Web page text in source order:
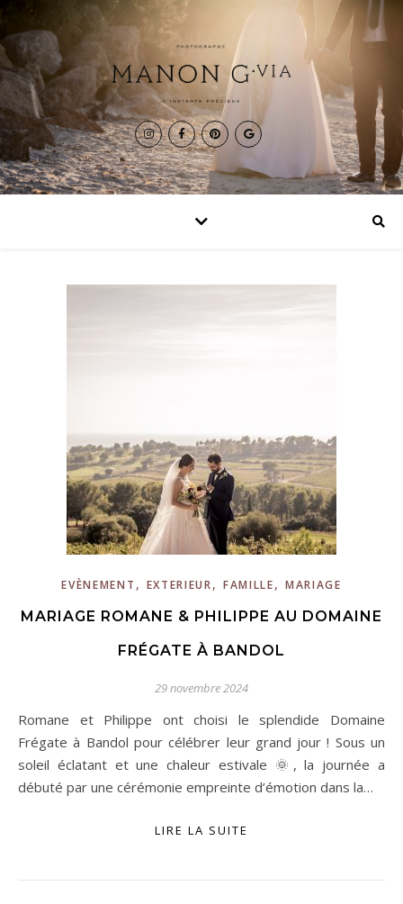
EVÈNEMENT , EXTERIEUR, FAMILLE, MARIAGE
MARIAGE ROMANE & PHILIPPE AU DOMAINE
FRÉGATE À BANDOL
29 novembre 2024
Romane et Philippe ont choisi le splendide Domaine
Frégate à Bandol pour célébrer leur grand jour ! Sous un
soleil éclatant et une chaleur estivale 🌞, la journée a
débuté par une cérémonie empreinte d’émotion dans la…
LIRE LA SUITE